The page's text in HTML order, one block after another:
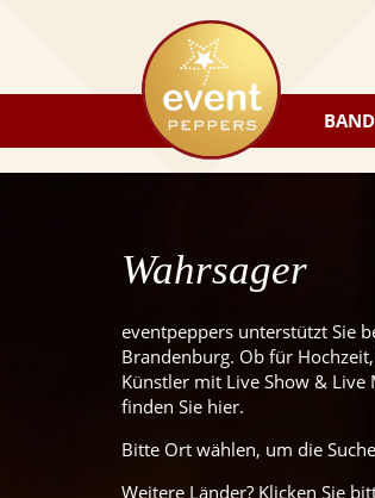
eventpeppers
Wahrsager
eventpeppers unterstützt Sie
Brandenburg. Ob für
Künstler mit Live Show &
finden Sie hier.
Bitte Ort wählen, um die
Weitere Länder? Klicken Sie